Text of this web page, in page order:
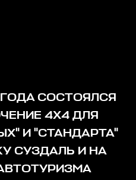
СОСТОЯЛСЯ
4Х4 ДЛЯ
И "СТАНДАРТА"
СУЗДАЛЬ И НА